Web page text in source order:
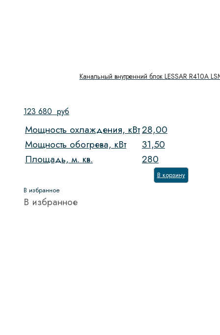
Канальный внутренний блок LESSAR R410A
123 680 руб
Мощность охлаждения, кВт28,00
Мощность обогрева, кВт
31,50
Площадь, м. кв.
280
В корзину
В избранное
В избранное